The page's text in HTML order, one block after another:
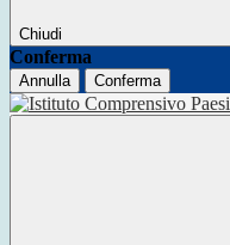
Chiudi
Conferma
Annulla Conferma